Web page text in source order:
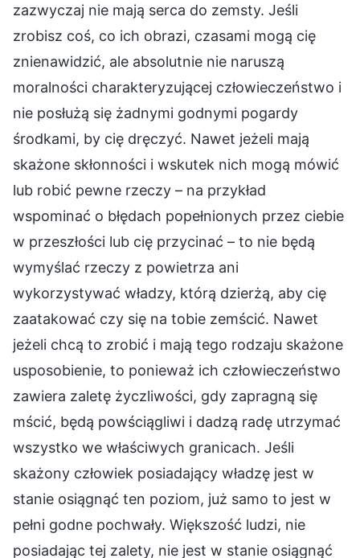
zazwyczaj nie mają serca do zemsty. Jeśli
zrobisz coś, co ich obrazi, czasami mogą cię
znienawidzić, ale absolutnie nie naruszą
moralności charakteryzującej człowieczeństwo i
nie posłużą się żadnymi godnymi pogardy
środkami, by cię dręczyć. Nawet jeżeli mają
skażone skłonności i wskutek nich mogą mówić
lub robić pewne rzeczy – na przykład
wspominać o błędach popełnionych przez ciebie
w przeszłości lub cię przycinać – to nie będą
wymyślać rzeczy z powietrza ani
wykorzystywać władzy, którą dzierżą, aby cię
zaatakować czy się na tobie zemścić. Nawet
jeżeli chcą to zrobić i mają tego rodzaju skażone
usposobienie, to ponieważ ich człowieczeństwo
zawiera zaletę życzliwości, gdy zapragną się
mścić, będą powściągliwi i dadzą radę utrzymać
wszystko we właściwych granicach. Jeśli
skażony człowiek posiadający władzę jest w
stanie osiągnąć ten poziom, już samo to jest w
pełni godne pochwały. Większość ludzi, nie
posiadając tej zalety, nie jest w stanie osiągnąć